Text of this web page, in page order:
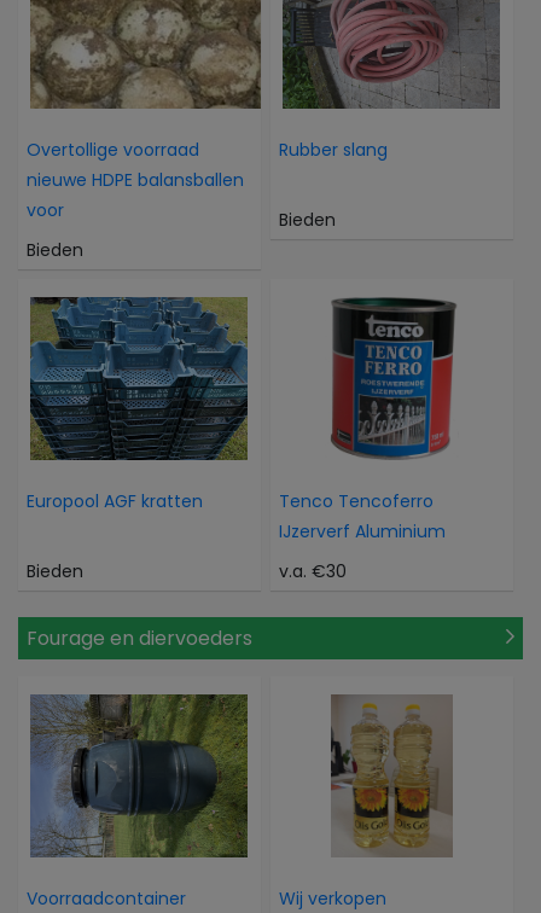
Overtollige voorraad
nieuwe HDPE balansballen
voor
Bieden
Rubber slang
Bieden
Europool AGF kratten
Bieden
Tenco Tencoferro
IJzerverf Aluminium
v.a. €30
Fourage en diervoeders
Voorraadcontainer
Wij verkopen